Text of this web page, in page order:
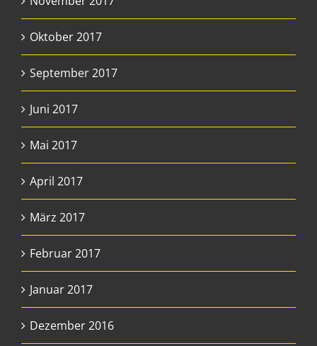
Oktober 2017
September 2017
Juni 2017
Mai 2017
April 2017
März 2017
Februar 2017
Januar 2017
Dezember 2016